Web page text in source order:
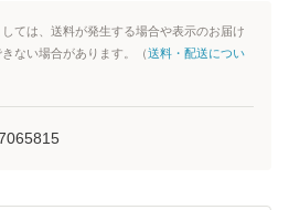
ては、送料が発生する場合や表示のお届け
ない場合があります。（送料・配送につい